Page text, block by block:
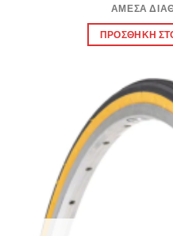
ΆΜΕΣΑ
ΠΡΟΣΘΉΚΗ